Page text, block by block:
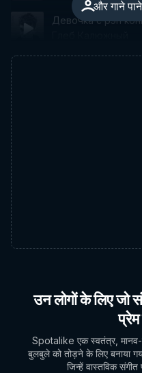
और गाने
Девочка с рэп
उन लोगों के लिए जो
Spotalike एक स्वतंत्र, मानव-
बुलबुले को तोड़ने के लिए बनाया
जिन्हें वास्तविक